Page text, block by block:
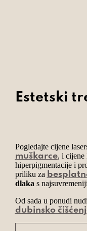
Estetski
Pogledajte cijene
muškarce, i cijene
hiperpigmentacije i
priliku za
dlaka s
Od sada u ponudi
dubinsko